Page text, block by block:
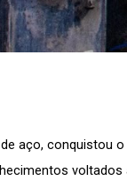
aço, conquistou